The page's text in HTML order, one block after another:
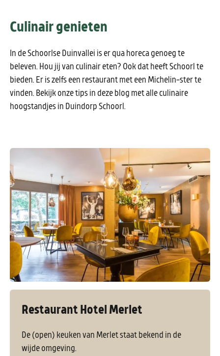
Culinair genieten
In de Schoorlse Duinvallei is er qua horeca genoeg te
beleven. Hou jij van culinair eten? Ook dat heeft Schoorl te
bieden. Er is zelfs een restaurant met een Michelin-ster te
vinden. Bekijk onze tips in deze blog met alle culinaire
hoogstandjes in Duindorp Schoorl.
Restaurant Hotel Merlet
De (open) keuken van Merlet staat bekend in de
wijde omgeving.